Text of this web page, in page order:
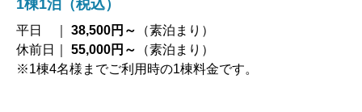
1棟1泊（税込）
平日 ｜ 38,500円～
（素泊まり）
休前日｜
55,000円～
（素泊まり）
※1棟4名様までご利用時の1棟料金です。